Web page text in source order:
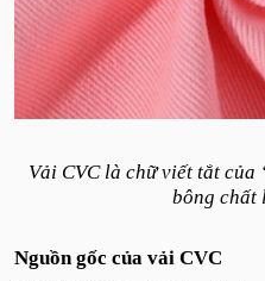
Vải CVC là chữ viết tắt của
bông chất
Nguồn gốc của vải CVC